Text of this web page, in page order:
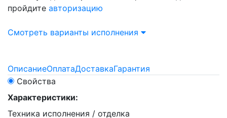
пройдите авторизацию
Смотреть варианты исполнения
ОписаниеОплатаДоставкаГарантия
Свойства
Характеристики:
Техника исполнения / отделка